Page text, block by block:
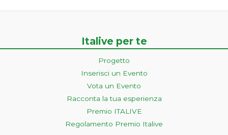
Italive per te
Progetto
Inserisci un Evento
Vota un Evento
Racconta la tua esperienza
Premio ITALIVE
Regolamento Premio Italive